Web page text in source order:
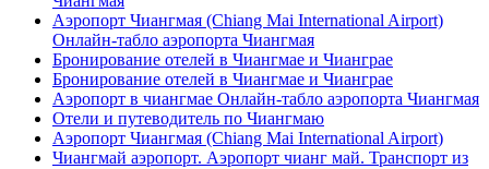
Аэропорт Чиангмая (Chiang Mai International Airport)
Онлайн-табло аэропорта Чиангмая
Бронирование отелей в Чиангмае и Чианграе
Бронирование отелей в Чиангмае и Чианграе
Аэропорт в чиангмае Онлайн-табло аэропорта Чиангмая
Отели и путеводитель по Чиангмаю
Аэропорт Чиангмая (Chiang Mai International Airport)
Чиангмай аэропорт. Аэропорт чианг май. Транспорт из